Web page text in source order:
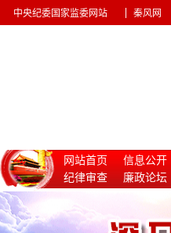
中央纪委国家监委网站 秦风网
网站首页 信息公开
纪律审查
廉政论坛